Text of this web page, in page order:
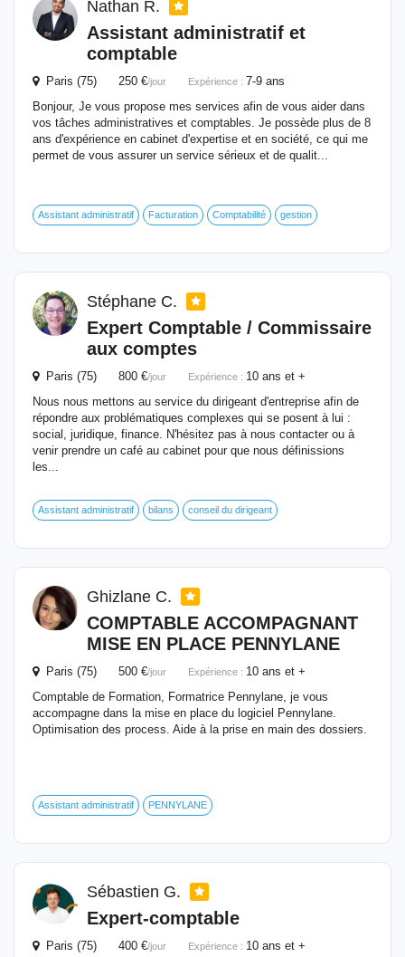
Nathan R.
Assistant administratif et
comptable
Paris (75) 250 €/jour Expérience : 7-9 ans
Bonjour, Je vous propose mes services afin de vous aider dans
vos tâches administratives et comptables. Je possède plus de 8
ans d'expérience en cabinet d'expertise et en société, ce qui me
permet de vous assurer un service sérieux et de qualit...
Assistant administratif Facturation Comptabilité gestion
Stéphane C.
Expert Comptable / Commissaire
aux comptes
Paris (75) 800 €/jour Expérience : 10 ans et +
Nous nous mettons au service du dirigeant d'entreprise afin de
répondre aux problématiques complexes qui se posent à lui :
social, juridique, finance. N'hésitez pas à nous contacter ou à
venir prendre un café au cabinet pour que nous définissions
les...
Assistant administratif bilans conseil du dirigeant
Ghizlane C.
COMPTABLE ACCOMPAGNANT
MISE EN PLACE PENNYLANE
Paris (75) 500 €/jour Expérience : 10 ans et +
Comptable de Formation, Formatrice Pennylane, je vous
accompagne dans la mise en place du logiciel Pennylane.
Optimisation des process. Aide à la prise en main des dossiers.
Assistant administratif PENNYLANE
Sébastien G.
Expert-comptable
Paris (75) 400 €/jour Expérience : 10 ans et +